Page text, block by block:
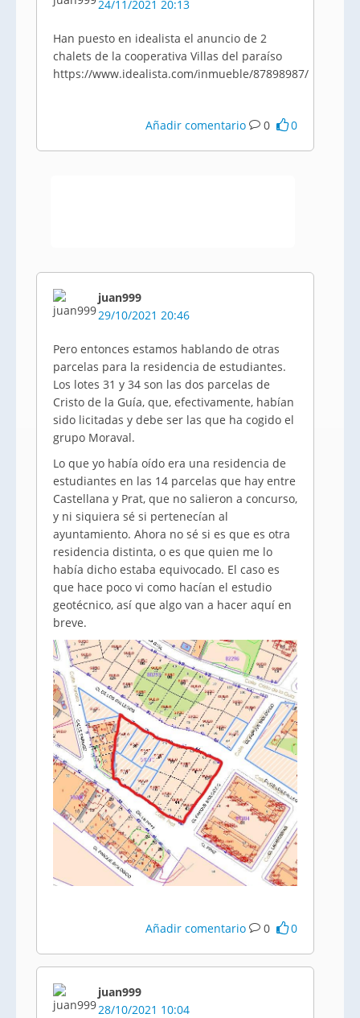
24/11/2021 20:13
Han puesto en idealista el anuncio de 2
chalets de la cooperativa Villas del paraíso
https://www.idealista.com/inmueble/87898987/
Añadir comentario 0 0
juan999
29/10/2021 20:46
Pero entonces estamos hablando de otras
parcelas para la residencia de estudiantes.
Los lotes 31 y 34 son las dos parcelas de
Cristo de la Guía, que, efectivamente, habían
sido licitadas y debe ser las que ha cogido el
grupo Moraval.
Lo que yo había oído era una residencia de
estudiantes en las 14 parcelas que hay entre
Castellana y Prat, que no salieron a concurso,
y ni siquiera sé si pertenecían al
ayuntamiento. Ahora no sé si es que es otra
residencia distinta, o es que quien me lo
había dicho estaba equivocado. El caso es
que hace poco vi como hacían el estudio
geotécnico, así que algo van a hacer aquí en
breve.
Añadir comentario 0 0
juan999
28/10/2021 10:04